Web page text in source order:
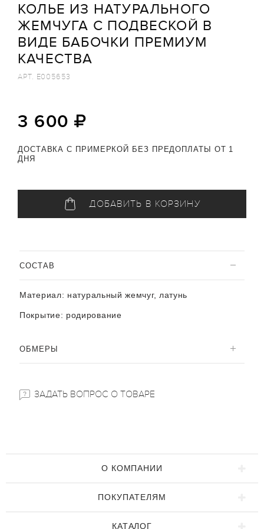
КОЛЬЕ ИЗ НАТУРАЛЬНОГО
ЖЕМЧУГА С ПОДВЕСКОЙ В
ВИДЕ БАБОЧКИ ПРЕМИУМ
КАЧЕСТВА
АРТ. E005653
3 600
ДОСТАВКА С ПРИМЕРКОЙ БЕЗ ПРЕДОПЛАТЫ ОТ 1
ДНЯ
ДОБАВИТЬ В КОРЗИНУ
CОСТАВ
Материал: натуральный жемчуг, латунь
Покрытие: родирование
ОБМЕРЫ
ЗАДАТЬ ВОПРОС О ТОВАРЕ
О КОМПАНИИ
ПОКУПАТЕЛЯМ
КАТАЛОГ